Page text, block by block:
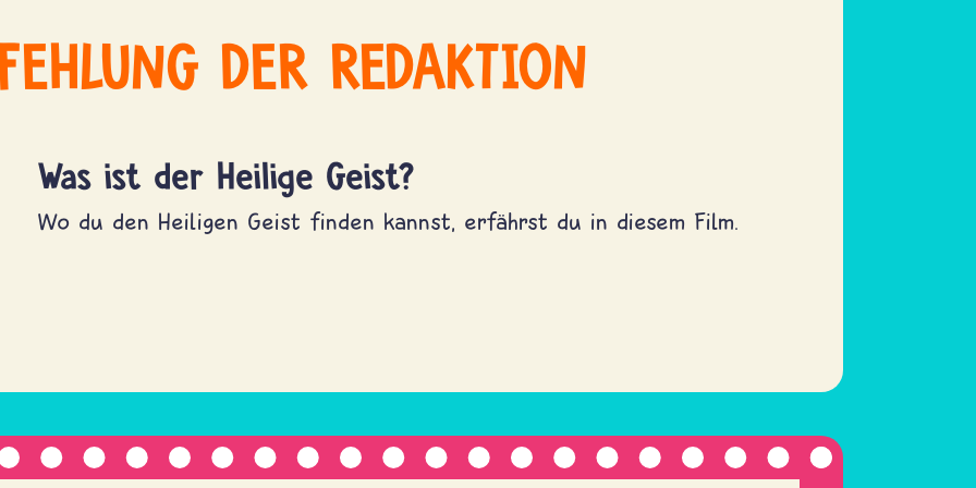
DER REDAKTION
Was ist der Heilige Geist?
Wo du den Heiligen Geist finden kannst, erfährst du in diesem Film.